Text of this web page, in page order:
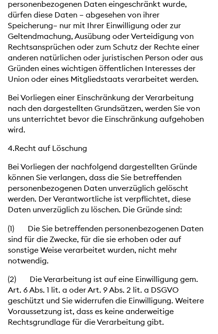
personenbezogenen Daten eingeschränkt wurde,
dürfen diese Daten – abgesehen von ihrer
Speicherung– nur mit Ihrer Einwilligung oder zur
Geltendmachung, Ausübung oder Verteidigung von
Rechtsansprüchen oder zum Schutz der Rechte einer
anderen natürlichen oder juristischen Person oder aus
Gründen eines wichtigen öffentlichen Interesses der
Union oder eines Mitgliedstaats verarbeitet werden.
Bei Vorliegen einer Einschränkung der Verarbeitung
nach den dargestellten Grundsätzen, werden Sie von
uns unterrichtet bevor die Einschränkung aufgehoben
wird.
4.Recht auf Löschung
Bei Vorliegen der nachfolgend dargestellten Gründe
können Sie verlangen, dass die Sie betreffenden
personenbezogenen Daten unverzüglich gelöscht
werden. Der Verantwortliche ist verpflichtet, diese
Daten unverzüglich zu löschen. Die Gründe sind:
(1) Die Sie betreffenden personenbezogenen Daten
sind für die Zwecke, für die sie erhoben oder auf
sonstige Weise verarbeitet wurden, nicht mehr
notwendig.
(2) Die Verarbeitung ist auf eine Einwilligung gem.
Art. 6 Abs. 1 lit. a oder Art. 9 Abs. 2 lit. a DSGVO
geschützt und Sie widerrufen die Einwilligung. Weitere
Voraussetzung ist, dass es keine anderweitige
Rechtsgrundlage für die Verarbeitung gibt.